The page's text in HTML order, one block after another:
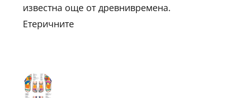
известна още от древнивремена.
Етеричните